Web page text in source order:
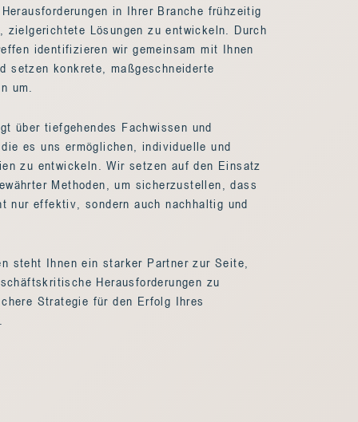
in Ihrer Branche frühzeitig
zielgerichtete Lösungen zu entwickeln. Durch
identifizieren wir gemeinsam mit Ihnen
setzen konkrete, maßgeschneiderte
um.
über tiefgehendes Fachwissen und
es uns ermöglichen, individuelle und
zu entwickeln. Wir setzen auf den Einsatz
Methoden, um sicherzustellen, dass
nur effektiv, sondern auch nachhaltig und
steht Ihnen ein starker Partner zur Seite,
Herausforderungen zu
Strategie für den Erfolg Ihres